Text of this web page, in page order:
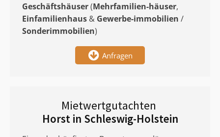
Geschäftshäuser(Mehrfamilien-häuser,
Einfamilienhaus & Gewerbe-immobilien /
Sonderimmobilien)
Anfragen
Mietwertgutachten
Horst in Schleswig-Holstein